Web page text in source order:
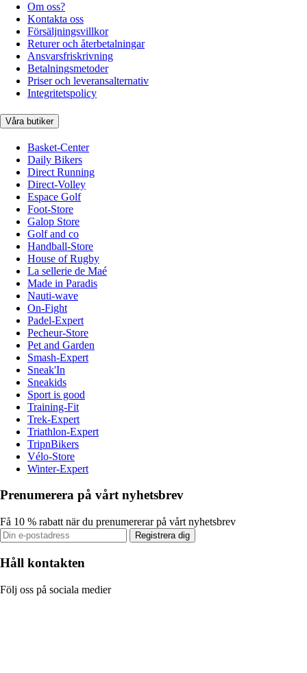
Om oss?
Kontakta oss
Försäljningsvillkor
Returer och återbetalningar
Ansvarsfriskrivning
Betalningsmetoder
Priser och leveransalternativ
Integritetspolicy
Våra butiker
Basket-Center
Daily Bikers
Direct Running
Direct-Volley
Espace Golf
Foot-Store
Galop Store
Golf and co
Handball-Store
House of Rugby
La sellerie de Maé
Made in Paradis
Nauti-wave
On-Fight
Padel-Expert
Pecheur-Store
Pet and Garden
Smash-Expert
Sneak'In
Sneakids
Sport is good
Training-Fit
Trek-Expert
Triathlon-Expert
TripnBikers
Vélo-Store
Winter-Expert
Prenumerera på vårt nyhetsbrev
Få 10 % rabatt när du prenumererar på vårt nyhetsbrev
Registrera dig
Håll kontakten
Följ oss på sociala medier